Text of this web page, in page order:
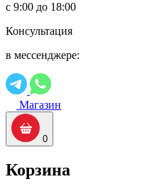
с 9:00 до 18:00
Консультация
в мессенджере:
Магазин
0
Корзина